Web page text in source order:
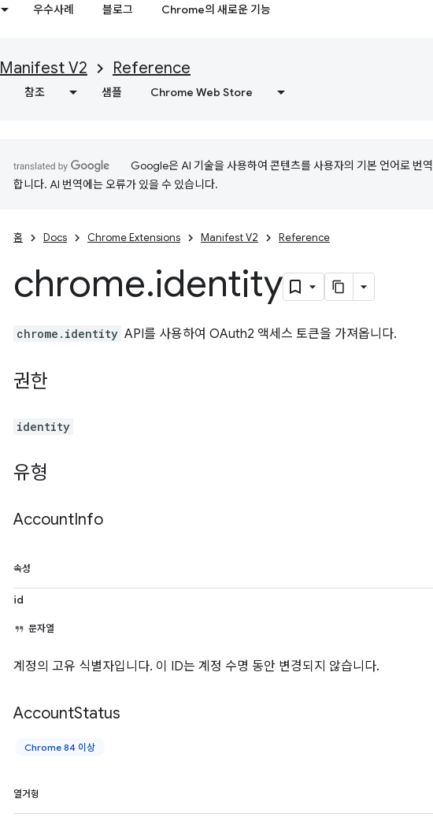
우수사례 블로그 Chrome의 새로운 기능
Manifest V2 Reference
참조 샘플 Chrome Web Store
Google은 AI 기술을 사용하여 콘텐츠를 사용자의 기본 언어로 번역
합니다. AI 번역에는 오류가 있을 수 있습니다.
홈 Docs Chrome Extensions Manifest V2 Reference
chrome.identity
chrome.identity API를 사용하여 OAuth2 액세스 토큰을 가져옵니다.
권한
identity
유형
AccountInfo
속성
id
문자열
계정의 고유 식별자입니다. 이 ID는 계정 수명 동안 변경되지 않습니다.
AccountStatus
Chrome 84 이상
열거형